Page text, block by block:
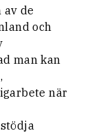
av de
och
man kan
när